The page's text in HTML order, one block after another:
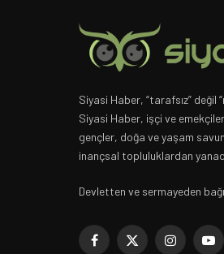
Siyasi Haber, “tarafsız” değil
Siyasi Haber, işçi ve
gençler, doğa ve yaşam
inançsal topluluklardan
Devletten ve sermayeden
Facebook
X Instagram